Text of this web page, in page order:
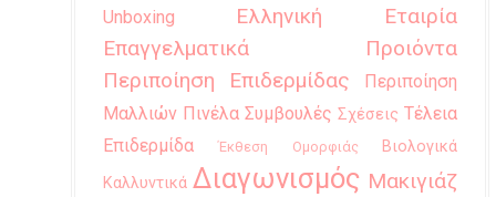
Unboxing
Ελληνική Εταιρία
Επαγγελματικά Προιόντα
Περιποίηση Επιδερμίδας
Περιποίηση
Μαλλιών Πινέλα Συμβουλές Σχέσεις Τέλεια
Επιδερμίδα
Έκθεση Ομορφιάς
Βιολογικά
Καλλυντικά Διαγωνισμός Μακιγιάζ